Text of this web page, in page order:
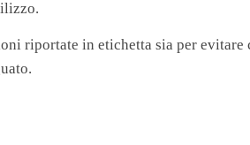
riportate in etichetta sia per evitare